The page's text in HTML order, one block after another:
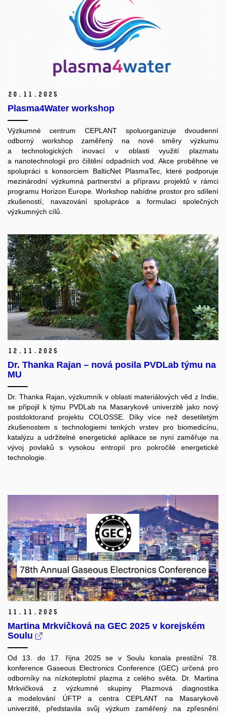
20. 11. 2025
Plasma4Water workshop
Výzkumné centrum CEPLANT spoluorganizuje dvoudenní
odborný workshop zaměřený na nové směry výzkumu
a technologických inovací v oblasti využití plazmatu
a nanotechnologií pro čištění odpadních vod. Akce proběhne ve
spolupráci s konsorciem BalticNet PlasmaTec, které podporuje
mezinárodní výzkumná partnerství a přípravu projektů v rámci
programu Horizon Europe. Workshop nabídne prostor pro sdílení
zkušeností, navazování spolupráce a formulaci společných
výzkumných cílů.
12. 11. 2025
Dr. Thanka Rajan – nová posila PVDLab týmu na
MU
Dr. Thanka Rajan, výzkumník v oblasti materiálových věd z Indie,
se připojil k týmu PVDLab na Masarykově univerzitě jako nový
postdoktorand projektu COLOSSE. Díky více než desetiletým
zkušenostem s technologiemi tenkých vrstev pro biomedicínu,
katalýzu a udržitelné energetické aplikace se nyní zaměřuje na
vývoj povlaků s vysokou entropií pro pokročilé energetické
technologie.
11. 11. 2025
Martina Mrkvičková na GEC 2025 v korejském
Soulu
Od 13. do 17. října 2025 se v Soulu konala prestižní 78.
konference Gaseous Electronics Conference (GEC) určená pro
odborníky na nízkoteplotní plazma z celého světa. Dr. Martina
Mrkvičková z výzkumné skupiny Plazmová diagnostika
a modelování ÚFTP a centra CEPLANT na Masarykově
univerzitě, představila svůj výzkum zaměřený na zpřesnění